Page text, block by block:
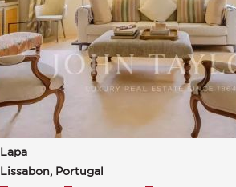
Lapa
Lissabon, Portugal